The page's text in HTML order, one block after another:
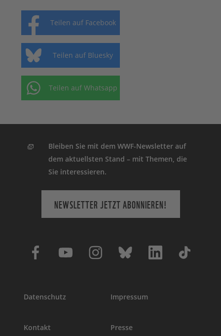
Teilen auf Facebook
Teilen auf Bluesky
Teilen auf Whatsapp
Bleiben Sie mit dem WWF-Newsletter auf
dem aktuellsten Stand – mit Themen, die
Sie interessieren.
NEWSLETTER JETZT ABONNIEREN!
Datenschutz Impressum
Kontakt Presse